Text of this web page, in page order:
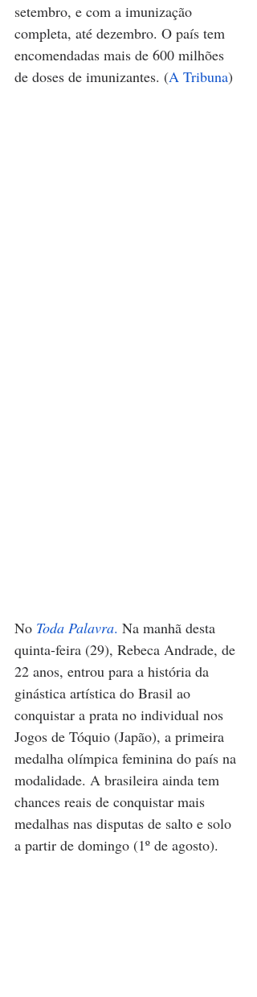
setembro, e com a imunização
completa, até dezembro. O país tem
encomendadas mais de 600 milhões
de doses de imunizantes. (A Tribuna)
No Toda Palavra. Na manhã desta
quinta-feira (29), Rebeca Andrade, de
22 anos, entrou para a história da
ginástica artística do Brasil ao
conquistar a prata no individual nos
Jogos de Tóquio (Japão), a primeira
medalha olímpica feminina do país na
modalidade. A brasileira ainda tem
chances reais de conquistar mais
medalhas nas disputas de salto e solo
a partir de domingo (1º de agosto).